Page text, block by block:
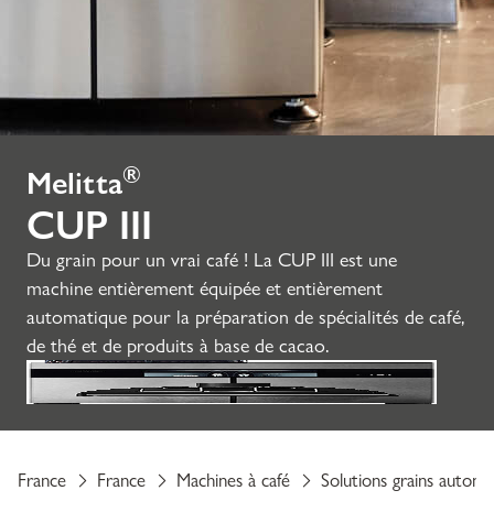
Melitta®
CUP III
Du grain pour un vrai café ! La CUP III est une
machine entièrement équipée et entièrement
automatique pour la préparation de spécialités de café,
de thé et de produits à base de cacao.
France France Machines à café Solutions grains